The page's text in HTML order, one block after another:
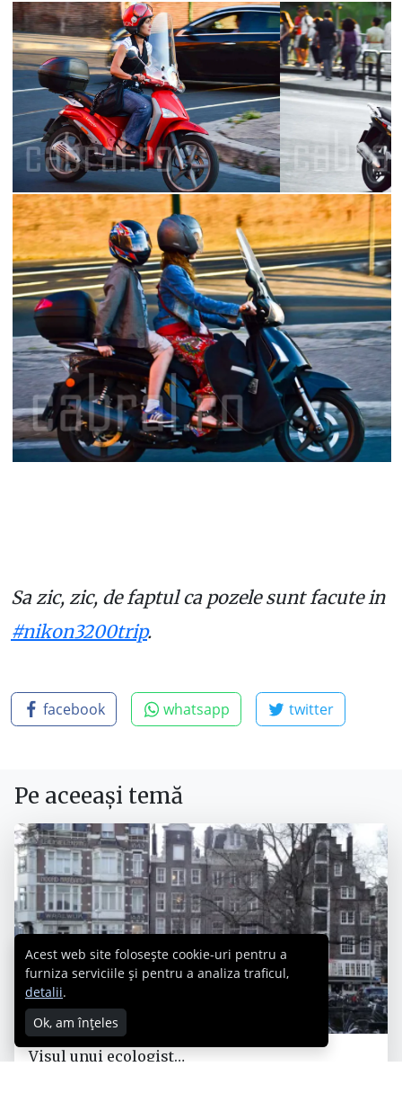
Sa zic, zic, de faptul ca pozele sunt facute in
#nikon3200trip.
facebook whatsapp twitter
Pe aceeași temă
Visul unui ecologist…
Acest web site folosește cookie-uri pentru a
furniza serviciile și pentru a analiza traficul,
detalii.
Ok, am înțeles